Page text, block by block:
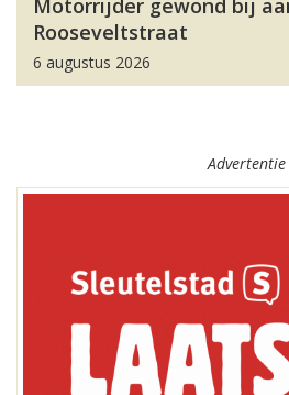
Motorrijder gewond bij
Rooseveltstraat
6 augustus 2026
Advertentie